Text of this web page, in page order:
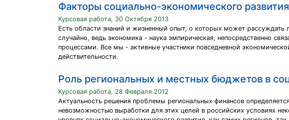
Факторы социально-экономического
Курсовая работа, 30 Октября 2013
Есть области знаний и жизненный опыт, о которых может
случайно, ведь экономика - наука эмпирическая, непосредственно
процессами. Все мы - активные участники повседневной
действительности.
Роль региональных и местных бюджетов в
Курсовая работа, 28 Февраля 2012
Актуальность решения проблемы региональных финансов
невозможностью выработки для этих целей в российских условиях